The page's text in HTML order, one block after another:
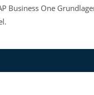
Business One